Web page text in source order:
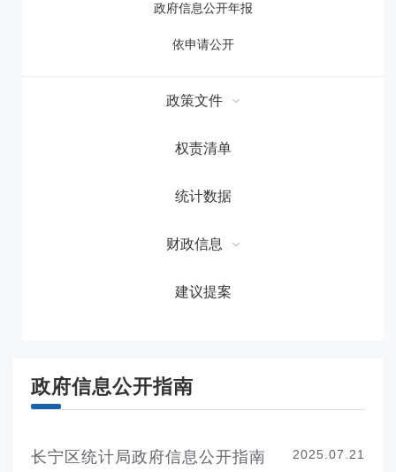
政府信息公开年报
依申请公开
政策文件
权责清单
统计数据
财政信息
建议提案
政府信息公开指南
长宁区统计局政府信息公开指南 2025.07.21